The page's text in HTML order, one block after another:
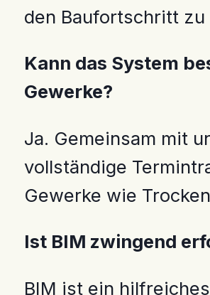
den Baufortschritt
Kann das System
Gewerke?
Ja. Gemeinsam mit
vollständige
Gewerke wie
Ist BIM zwingend
BIM ist ein